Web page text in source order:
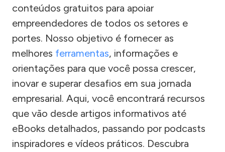
conteúdos gratuitos para apoiar
empreendedores de todos os setores e
portes. Nosso objetivo é fornecer as
melhores ferramentas, informações e
orientações para que você possa crescer,
inovar e superar desafios em sua jornada
empresarial. Aqui, você encontrará recursos
que vão desde artigos informativos até
eBooks detalhados, passando por podcasts
inspiradores e vídeos práticos. Descubra